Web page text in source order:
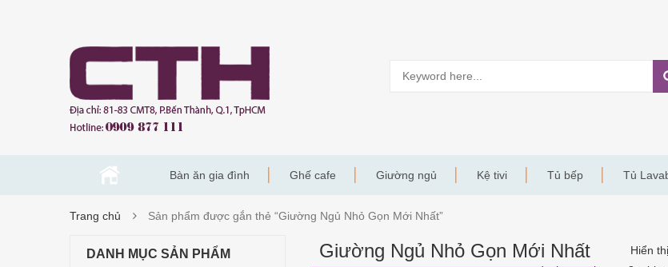
Bàn ăn gia đình Ghế cafe Giường ngủ Kệ tivi Tủ bếp Tủ
Trang chủ Sản phẩm được gắn thẻ “Giường Ngủ Nhỏ Gọn Mới Nhất”
Giường Ngủ Nhỏ Gọn Mới Nhất
Hiển
DANH MỤC SẢN PHẨM